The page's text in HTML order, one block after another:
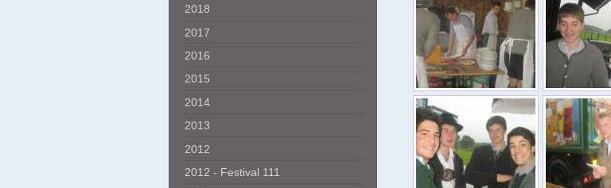
2018
2017
2016
2015
2014
2013
2012
2012 - Festival 111